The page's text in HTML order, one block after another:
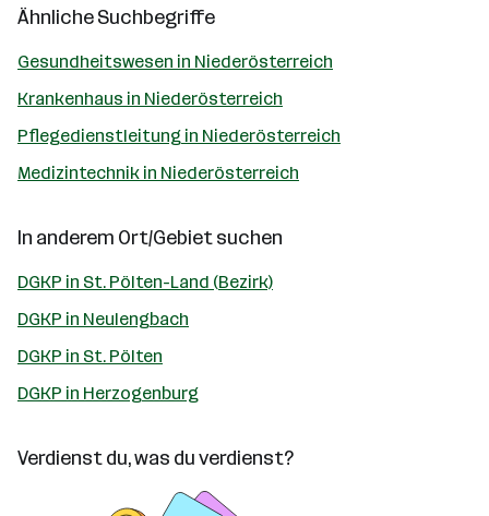
Ähnliche Suchbegriffe
Gesundheitswesen in Niederösterreich
Krankenhaus in Niederösterreich
Pflegedienstleitung in Niederösterreich
Medizintechnik in Niederösterreich
In anderem Ort/Gebiet suchen
DGKP in St. Pölten-Land (Bezirk)
DGKP in Neulengbach
DGKP in St. Pölten
DGKP in Herzogenburg
Verdienst du, was du verdienst?